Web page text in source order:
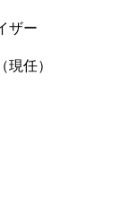
ザー
任）